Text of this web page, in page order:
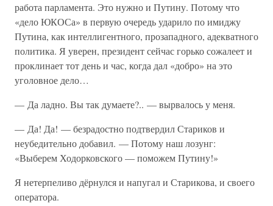
работа парламента. Это нужно и Путину. Потому что
«дело ЮКОСа» в первую очередь ударило по имиджу
Путина, как интеллигентного, прозападного, адекватного
политика. Я уверен, президент сейчас горько сожалеет и
проклинает тот день и час, когда дал «добро» на это
уголовное дело…
— Да ладно. Вы так думаете?.. — вырвалось у меня.
— Да! Да! — безрадостно подтвердил Стариков и
неубедительно добавил. — Потому наш лозунг:
«Выберем Ходорковского — поможем Путину!»
Я нетерпеливо дёрнулся и напугал и Старикова, и своего
оператора.